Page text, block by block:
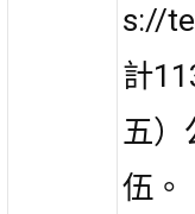
s://
計
五）
伍。